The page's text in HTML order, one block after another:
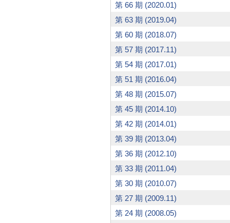
第 66 期 (2020.01)
第 63 期 (2019.04)
第 60 期 (2018.07)
第 57 期 (2017.11)
第 54 期 (2017.01)
第 51 期 (2016.04)
第 48 期 (2015.07)
第 45 期 (2014.10)
第 42 期 (2014.01)
第 39 期 (2013.04)
第 36 期 (2012.10)
第 33 期 (2011.04)
第 30 期 (2010.07)
第 27 期 (2009.11)
第 24 期 (2008.05)